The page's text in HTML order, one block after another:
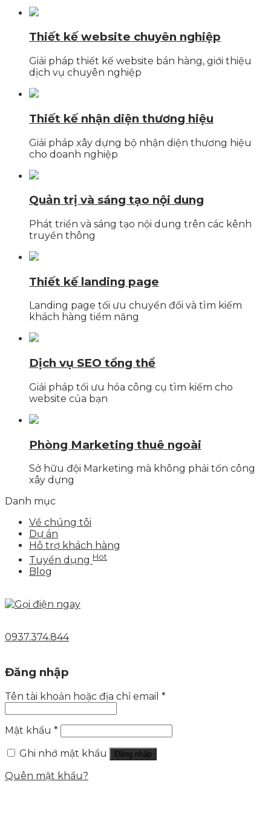
Thiết kế website chuyên nghiệp
Giải pháp thiết kế website bán hàng, giới thiệu
dịch vụ chuyên nghiệp
Thiết kế nhận diện thương hiệu
Giải pháp xây dựng bộ nhận diện thương hiệu
cho doanh nghiệp
Quản trị và sáng tạo nội dung
Phát triển và sáng tạo nội dung trên các kênh
truyền thông
Thiết kế landing page
Landing page tối ưu chuyển đổi và tìm kiếm
khách hàng tiềm năng
Dịch vụ SEO tổng thể
Giải pháp tối ưu hóa công cụ tìm kiếm cho
website của bạn
Phòng Marketing thuê ngoài
Sở hữu đội Marketing mà không phải tốn công
xây dựng
Danh mục
Về chúng tôi
Dự án
Hỗ trợ khách hàng
Tuyển dụng Hot
Blog
0937.374.844
Đăng nhập
Tên tài khoản hoặc địa chỉ email *
Mật khẩu *
Ghi nhớ mật khẩu
Đăng nhập
Quên mật khẩu?